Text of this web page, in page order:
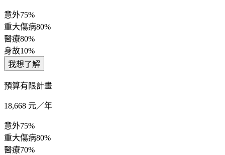
意外75%
重大傷病80%
醫療80%
身故10%
我想了解
預算有限計畫
18,668 元／年
意外75%
重大傷病80%
醫療70%